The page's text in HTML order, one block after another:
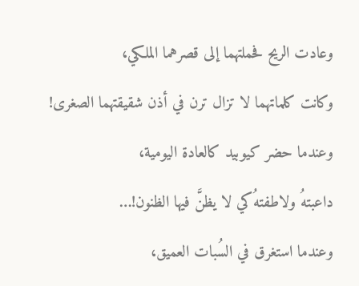
وعادت الريح فحملتهما إلى قصرهما الملكي،
وكانت كلماتهما لا تزال ترن في أذن شقيقتهما الصغرى!
وعندما حضر كيوبيد كالعادة اليومية،
داعبتهُ ولاطفتهُ كي لا يظنَّ فيها الظنون!…
وعندما استغرق في السُبات العميق،